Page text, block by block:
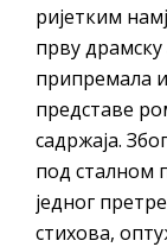
ријетким
прву драмску
припремала
представе
садржаја.
под сталном
једног
стихова,